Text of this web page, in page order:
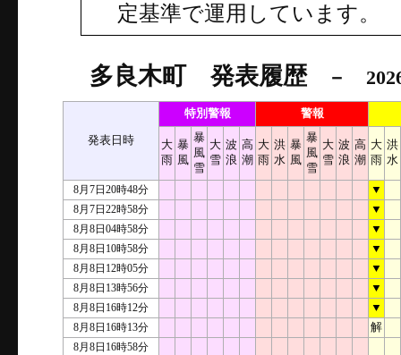
定基準で運用しています。
多良木町 発表履歴－ 2026
発表日時
特別警報 警報
大
雨
暴
風
暴
風
雪
大
雪
波
浪
高
潮
大
雨
洪
水
暴
風
暴
風
雪
大
雪
波
浪
高
潮
大
雨
洪
水
8月7日20時48分
▼
8月7日22時58分
▼
8月8日04時58分
▼
8月8日10時58分
▼
8月8日12時05分
▼
8月8日13時56分
▼
8月8日16時12分
▼
8月8日16時13分
解
8月8日16時58分